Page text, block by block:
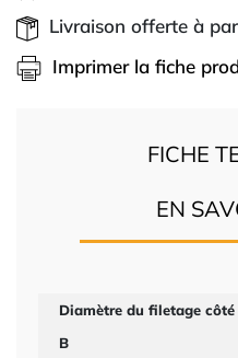
Livraison offerte à
Imprimer la fiche
FICHE
EN
Diamètre du filetage côté
B